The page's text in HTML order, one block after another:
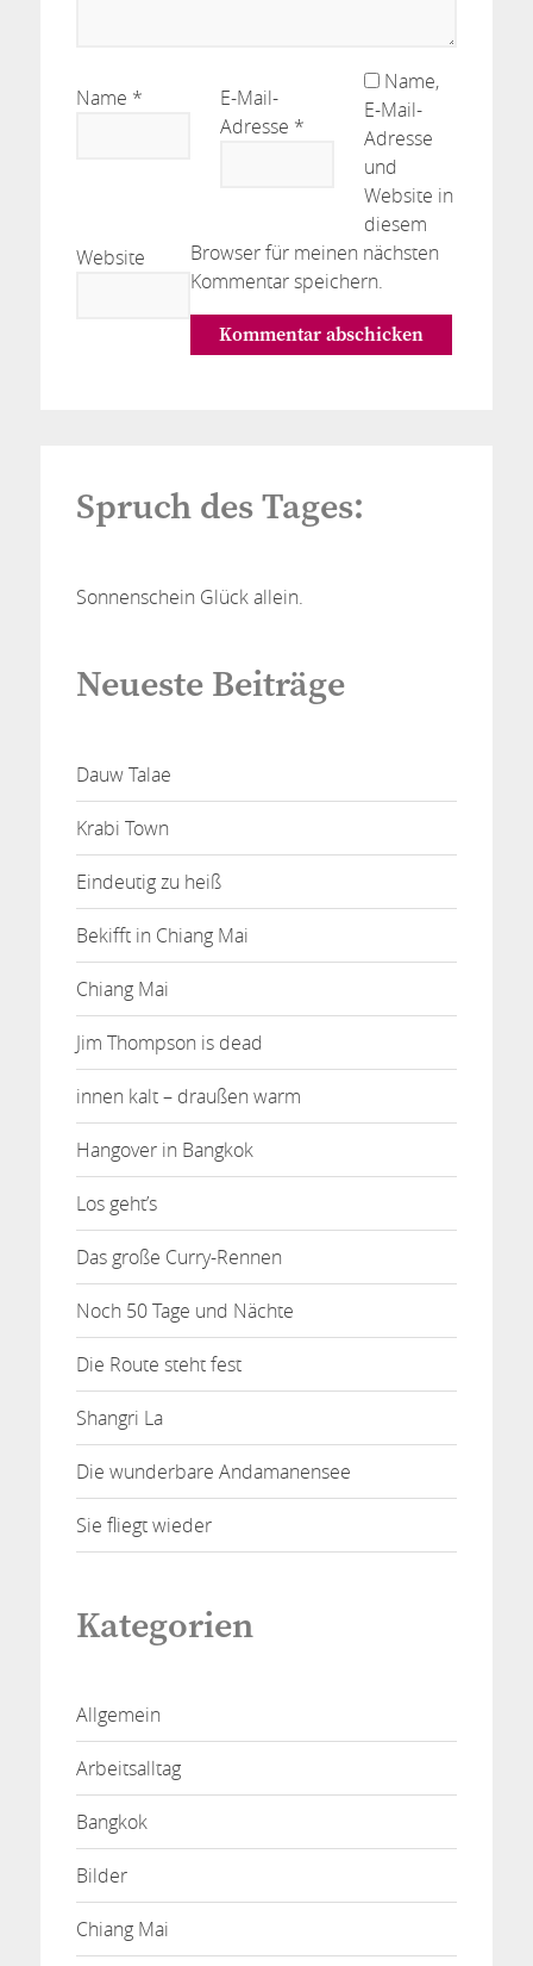
Name *
E-Mail-
Adresse *
Website
Name,
E-Mail-
Adresse
und
Website in
diesem
Browser für meinen nächsten
Kommentar speichern.
Spruch des Tages:
Sonnenschein Glück allein.
Neueste Beiträge
Dauw Talae
Krabi Town
Eindeutig zu heiß
Bekifft in Chiang Mai
Chiang Mai
Jim Thompson is dead
innen kalt – draußen warm
Hangover in Bangkok
Los geht’s
Das große Curry-Rennen
Noch 50 Tage und Nächte
Die Route steht fest
Shangri La
Die wunderbare Andamanensee
Sie fliegt wieder
Kategorien
Allgemein
Arbeitsalltag
Bangkok
Bilder
Chiang Mai